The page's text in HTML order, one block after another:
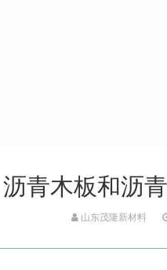
沥青木板和沥
山东茂隆新材料